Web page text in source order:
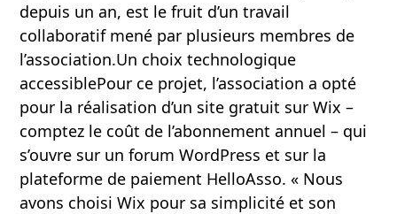
depuis un an, est le fruit d’un travail
collaboratif mené par plusieurs membres de
l’association.Un choix technologique
accessiblePour ce projet, l’association a opté
pour la réalisation d’un site gratuit sur Wix –
comptez le coût de l’abonnement annuel – qui
s’ouvre sur un forum WordPress et sur la
plateforme de paiement HelloAsso. « Nous
avons choisi Wix pour sa simplicité et son